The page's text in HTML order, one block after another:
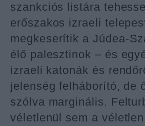
szankciós listára
erőszakos izraeli
megkeserítik a Júdea-
élő palesztinok – és
izraeli katonák és
jelenség felháborító, de
szólva marginális.
véletlenül sem a